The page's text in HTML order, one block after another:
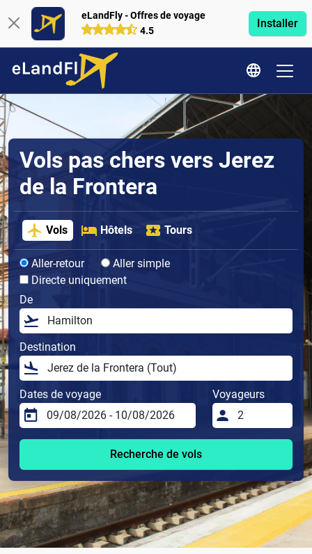
eLandFly - Offres de voyage
4.5
Installer
Vols pas chers vers Jerez
de la Frontera
Vols Hôtels Tours
Aller-retour
Aller simple
Directe uniquement
De
Destination
Dates de voyage Voyageurs
Recherche de vols